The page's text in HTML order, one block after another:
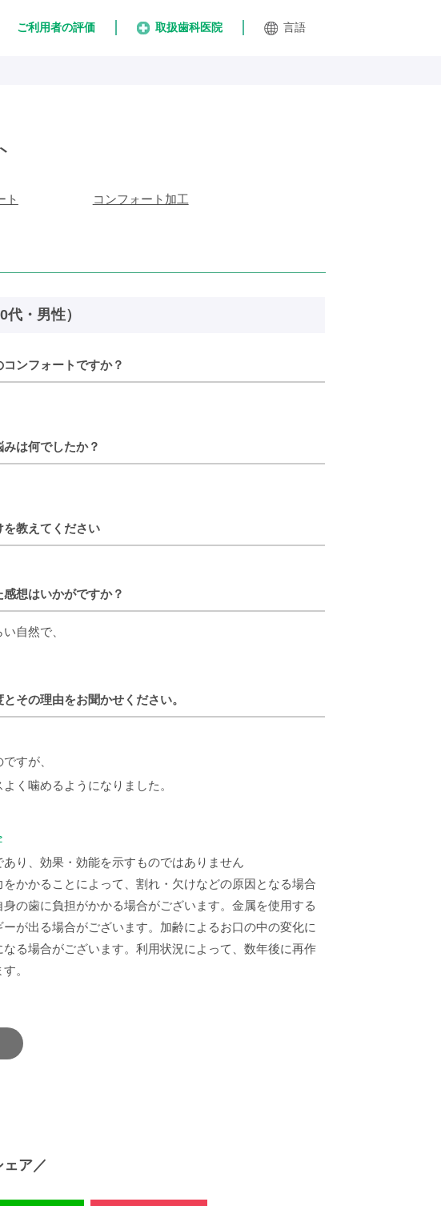
ご利用者の評価 取扱歯科医院 言語
ト
コンフォート加工
・男性）
ンフォートですか？
は何でしたか？
を教えてください
想はいかがですか？
自然で、
その理由をお聞かせください。
すが、
く噛めるようになりました。
り、効果・効能を示すものではありません
かかることによって、割れ・欠けなどの原因となる場合
の歯に負担がかかる場合がございます。金属を使用する
が出る場合がございます。加齢によるお口の中の変化に
る場合がございます。利用状況によって、数年後に再作
。
ア／